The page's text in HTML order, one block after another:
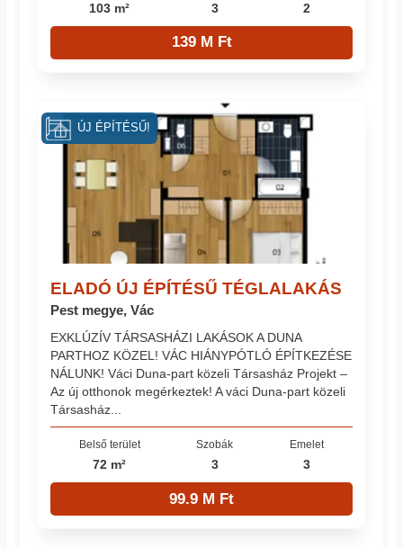
103 m² 3 2
139 M Ft
ELADÓ ÚJ ÉPÍTÉSŰ TÉGLALAKÁS
Pest megye, Vác
EXKLÚZÍV TÁRSASHÁZI LAKÁSOK A DUNA
PARTHOZ KÖZEL! VÁC HIÁNYPÓTLÓ ÉPÍTKEZÉSE
NÁLUNK! Váci Duna-part közeli Társasház Projekt –
Az új otthonok megérkeztek! A váci Duna-part közeli
Társasház...
Belső terület
72 m²
Szobák
3
Emelet
3
99.9 M Ft
ÚJ ÉPÍTÉSŰ!